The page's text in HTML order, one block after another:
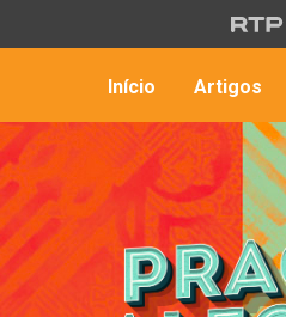
Saltar para o conteúdo principal
Início Artigos